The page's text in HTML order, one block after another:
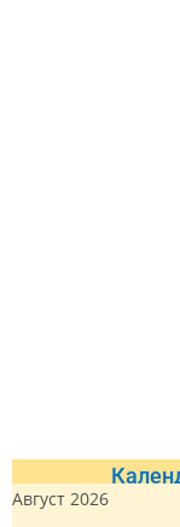
Август 2026